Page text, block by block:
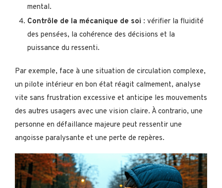
mental.
Contrôle de la mécanique de soi : vérifier la fluidité
des pensées, la cohérence des décisions et la
puissance du ressenti.
Par exemple, face à une situation de circulation complexe,
un pilote intérieur en bon état réagit calmement, analyse
vite sans frustration excessive et anticipe les mouvements
des autres usagers avec une vision claire. À contrario, une
personne en défaillance majeure peut ressentir une
angoisse paralysante et une perte de repères.